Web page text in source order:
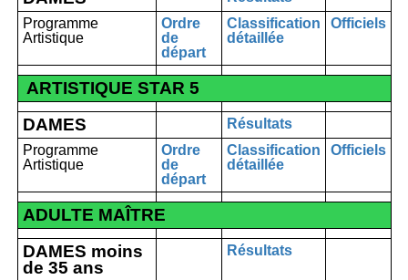
Programme
Artistique
Ordre
de
départ
Classification
détaillée
Officiels
ARTISTIQUE STAR 5
DAMES
Résultats
Programme
Artistique
Ordre
de
départ
Classification
détaillée
Officiels
ADULTE MAÎTRE
DAMES moins
de 35 ans
Résultats